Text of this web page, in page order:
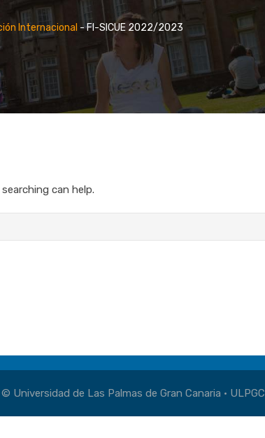
Internacional -FI-SICUE 2022/2023
can help.
© Universidad de Las Palmas de Gran Canaria · ULPGC